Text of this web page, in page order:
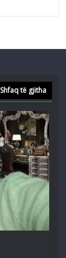
Shfaq të gjitha